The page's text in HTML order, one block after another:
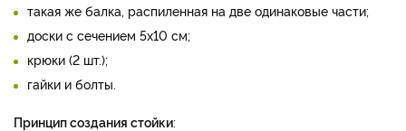
такая же балка, распиленная на две одинаковые части;
доски с сечением 5х10 см;
крюки (2 шт.);
гайки и болты.
Принцип создания стойки: